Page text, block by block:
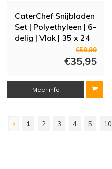
CaterChef Snijbladen
Set | Polyethyleen | 6-
delig | Vlak | 35 x 24
€59,99
€35,95
Meer info
1 2 3 4 5 10